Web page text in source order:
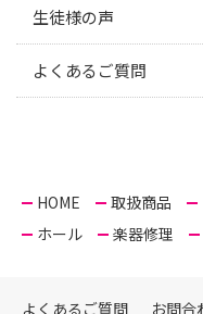
生徒様の声
よくあるご質問
HOME 取扱商品
ホール
楽器修理
よくあるご質問 お問合